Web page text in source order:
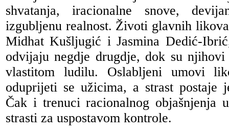
shvatanja, iracionalne snove,
izgubljenu realnost. Životi glavnih
Midhat Kušljugić i Jasmina Dedić-
odvijaju negdje drugdje, dok su
vlastitom ludilu. Oslabljeni umovi
oduprijeti se užicima, a strast postaje
Čak i trenuci racionalnog objašnjenja
strasti za uspostavom kontrole.